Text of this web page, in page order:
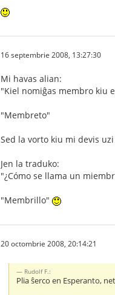
16 septembrie 2008, 13:27:30
Mi havas alian:
"Kiel nomiĝas membro kiu
"Membreto"
Sed la vorto kiu mi devis
Jen la traduko:
"¿Cómo se llama un
"Membrillo"
20 octombrie 2008, 20:14:21
Rudolf F.:
Plia ŝerco en Esperanto,